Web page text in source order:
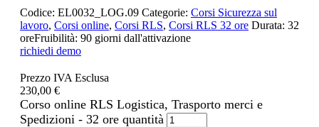
Codice: EL0032_LOG.09 Categorie: Corsi Sicurezza sul
lavoro, Corsi online, Corsi RLS, Corsi RLS 32 ore Durata: 32
oreFruibilità: 90 giorni dall'attivazione
richiedi demo
Prezzo IVA Esclusa
230,00 €
Corso online RLS Logistica, Trasporto merci e
Spedizioni - 32 ore quantità